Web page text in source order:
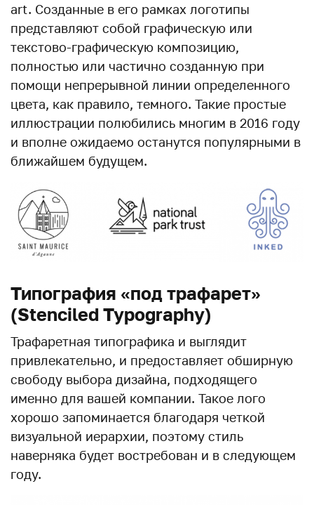
art. Созданные в его рамках логотипы
представляют собой графическую или
текстово-графическую композицию,
полностью или частично созданную при
помощи непрерывной линии определенного
цвета, как правило, темного. Такие простые
иллюстрации полюбились многим в 2016 году
и вполне ожидаемо останутся популярными в
ближайшем будущем.
Типография «под трафарет»
(Stenciled Typography)
Трафаретная типографика и выглядит
привлекательно, и предоставляет обширную
свободу выбора дизайна, подходящего
именно для вашей компании. Такое лого
хорошо запоминается благодаря четкой
визуальной иерархии, поэтому стиль
наверняка будет востребован и в следующем
году.